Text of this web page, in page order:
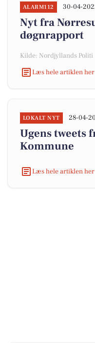
ALARM112 30-04-
Nyt fra
døgnrapport
Kilde: Nordjyllands Politi
Læs hele artiklen her
LOKALT NYT 28-04-
Ugens tweets
Kommune
Læs hele artiklen her